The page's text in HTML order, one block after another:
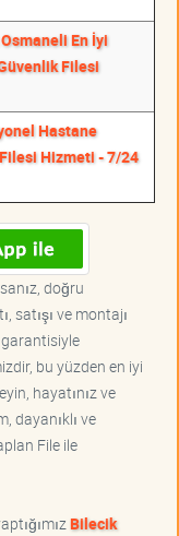
En İyi
Filesi
Hastane
Hizmeti - 7/24
doğru
satışı ve montajı
bu yüzden en iyi
hayatınız ve
dayanıklı ve
File ile
Bilecik